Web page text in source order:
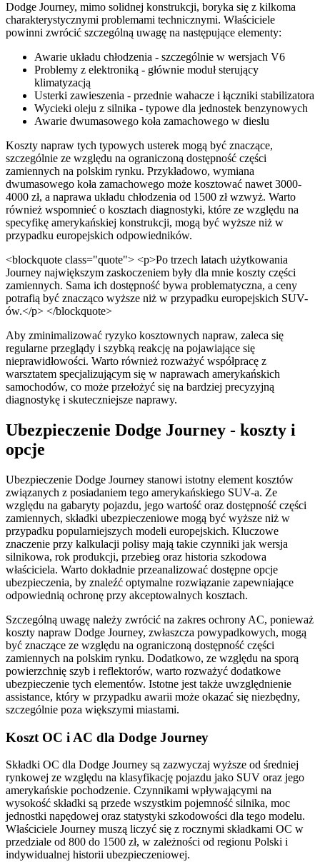
Dodge Journey, mimo solidnej konstrukcji, boryka się z kilkoma
charakterystycznymi problemami technicznymi. Właściciele
powinni zwrócić szczególną uwagę na następujące elementy:
Awarie układu chłodzenia - szczególnie w wersjach V6
Problemy z elektroniką - głównie moduł sterujący
klimatyzacją
Usterki zawieszenia - przednie wahacze i łączniki stabilizatora
Wycieki oleju z silnika - typowe dla jednostek benzynowych
Awarie dwumasowego koła zamachowego w dieslu
Koszty napraw tych typowych usterek mogą być znaczące,
szczególnie ze względu na ograniczoną dostępność części
zamiennych na polskim rynku. Przykładowo, wymiana
dwumasowego koła zamachowego może kosztować nawet 3000-
4000 zł, a naprawa układu chłodzenia od 1500 zł wzwyż. Warto
również wspomnieć o kosztach diagnostyki, które ze względu na
specyfikę amerykańskiej konstrukcji, mogą być wyższe niż w
przypadku europejskich odpowiedników.
<blockquote class="quote"> <p>Po trzech latach użytkowania
Journey największym zaskoczeniem były dla mnie koszty części
zamiennych. Sama ich dostępność bywa problematyczna, a ceny
potrafią być znacząco wyższe niż w przypadku europejskich SUV-
ów.</p> </blockquote>
Aby zminimalizować ryzyko kosztownych napraw, zaleca się
regularne przeglądy i szybką reakcję na pojawiające się
nieprawidłowości. Warto również rozważyć współpracę z
warsztatem specjalizującym się w naprawach amerykańskich
samochodów, co może przełożyć się na bardziej precyzyjną
diagnostykę i skuteczniejsze naprawy.
Ubezpieczenie Dodge Journey - koszty i
opcje
Ubezpieczenie Dodge Journey stanowi istotny element kosztów
związanych z posiadaniem tego amerykańskiego SUV-a. Ze
względu na gabaryty pojazdu, jego wartość oraz dostępność części
zamiennych, składki ubezpieczeniowe mogą być wyższe niż w
przypadku popularniejszych modeli europejskich. Kluczowe
znaczenie przy kalkulacji polisy mają takie czynniki jak wersja
silnikowa, rok produkcji, przebieg oraz historia szkodowa
właściciela. Warto dokładnie przeanalizować dostępne opcje
ubezpieczenia, by znaleźć optymalne rozwiązanie zapewniające
odpowiednią ochronę przy akceptowalnych kosztach.
Szczególną uwagę należy zwrócić na zakres ochrony AC, ponieważ
koszty napraw Dodge Journey, zwłaszcza powypadkowych, mogą
być znaczące ze względu na ograniczoną dostępność części
zamiennych na polskim rynku. Dodatkowo, ze względu na sporą
powierzchnię szyb i reflektorów, warto rozważyć dodatkowe
ubezpieczenie tych elementów. Istotne jest także uwzględnienie
assistance, który w przypadku awarii może okazać się niezbędny,
szczególnie poza większymi miastami.
Koszt OC i AC dla Dodge Journey
Składki OC dla Dodge Journey są zazwyczaj wyższe od średniej
rynkowej ze względu na klasyfikację pojazdu jako SUV oraz jego
amerykańskie pochodzenie. Czynnikami wpływającymi na
wysokość składki są przede wszystkim pojemność silnika, moc
jednostki napędowej oraz statystyki szkodowości dla tego modelu.
Właściciele Journey muszą liczyć się z rocznymi składkami OC w
przedziale od 800 do 1500 zł, w zależności od regionu Polski i
indywidualnej historii ubezpieczeniowej.